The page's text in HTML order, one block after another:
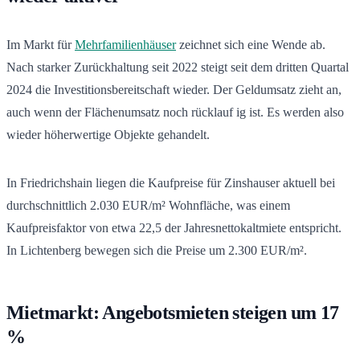
Im Markt fürMehrfamilienhäuserzeichnet sich eine Wende ab.
Nach starker Zurückhaltung seit 2022 steigt seit dem dritten Quartal
2024 die Investitionsbereitschaft wieder. Der Geldumsatz zieht an,
auch wenn der Flächenumsatz noch rücklauf ig ist. Es werden also
wieder höherwertige Objekte gehandelt.
In Friedrichshain liegen die Kaufpreise für Zinshauser aktuell bei
durchschnittlich 2.030 EUR/m² Wohnfläche, was einem
Kaufpreisfaktor von etwa 22,5 der Jahresnettokaltmiete entspricht.
In Lichtenberg bewegen sich die Preise um 2.300 EUR/m².
Mietmarkt: Angebotsmieten steigen um 17
%